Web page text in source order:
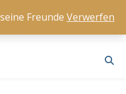
Freunde Verwerfen